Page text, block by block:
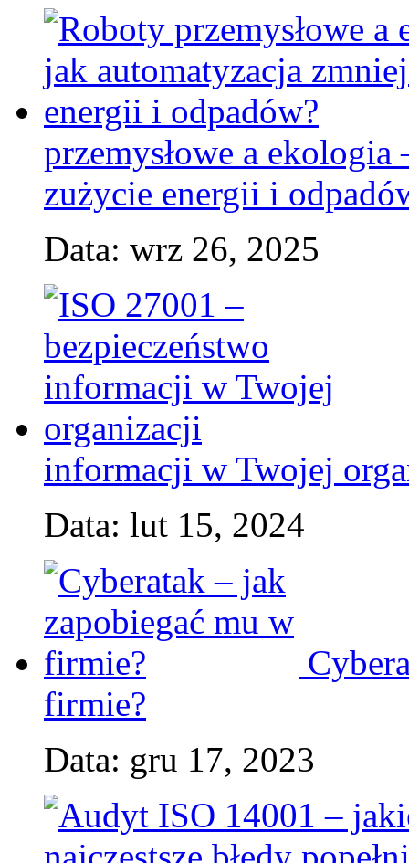
przemysłowe a
zużycie energii i
Data: wrz 26, 2025
informacji w Twojej
Data: lut 15, 2024
firmie?
Data: gru 17, 2023